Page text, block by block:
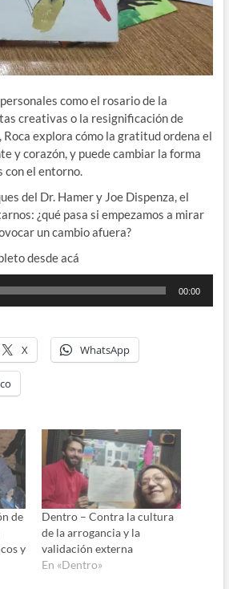
como el rosario de la
creativas o la resignificación de
Roca explora cómo la gratitud ordena el
y corazón, y puede cambiar la forma
con el entorno.
del Dr. Hamer y Joe Dispenza, el
¿qué pasa si empezamos a mirar
un cambio afuera?
desde acá
00:00
X WhatsApp
de
y
Dentro – Contra la cultura
de la arrogancia y la
validación externa
En «Dentro»